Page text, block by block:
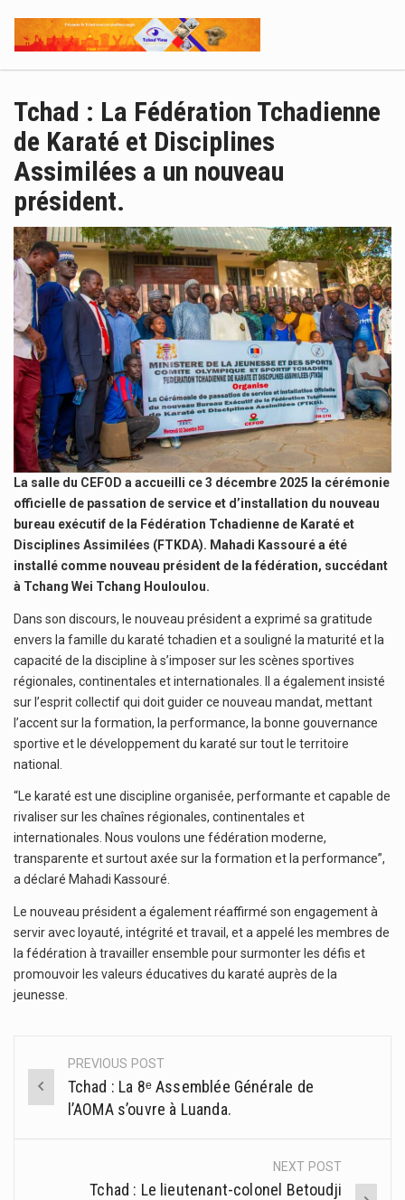
Tchad : La Fédération Tchadienne
de Karaté et Disciplines
Assimilées a un nouveau
président.
La salle du CEFOD a accueilli ce 3 décembre 2025 la cérémonie
officielle de passation de service et d’installation du nouveau
bureau exécutif de la Fédération Tchadienne de Karaté et
Disciplines Assimilées (FTKDA). Mahadi Kassouré a été
installé comme nouveau président de la fédération, succédant
à Tchang Wei Tchang Houloulou.
Dans son discours, le nouveau président a exprimé sa gratitude
envers la famille du karaté tchadien et a souligné la maturité et la
capacité de la discipline à s’imposer sur les scènes sportives
régionales, continentales et internationales. Il a également insisté
sur l’esprit collectif qui doit guider ce nouveau mandat, mettant
l’accent sur la formation, la performance, la bonne gouvernance
sportive et le développement du karaté sur tout le territoire
national.
“Le karaté est une discipline organisée, performante et capable de
rivaliser sur les chaînes régionales, continentales et
internationales. Nous voulons une fédération moderne,
transparente et surtout axée sur la formation et la performance”,
a déclaré Mahadi Kassouré.
Le nouveau président a également réaffirmé son engagement à
servir avec loyauté, intégrité et travail, et a appelé les membres de
la fédération à travailler ensemble pour surmonter les défis et
promouvoir les valeurs éducatives du karaté auprès de la
jeunesse.
Post
navigation
PREVIOUS POST
Tchad : La 8ᵉ Assemblée Générale de
l’AOMA s’ouvre à Luanda.
NEXT POST
Tchad : Le lieutenant-colonel Betoudji